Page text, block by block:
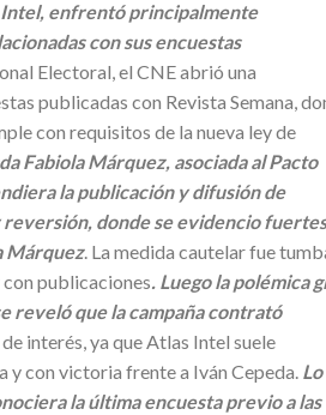
Intel, enfrentó principalmente
con sus encuestas
Electoral, el CNE abrió una
publicadas con Revista Semana,
con requisitos de la nueva ley de
Fabiola Márquez, asociada al Pacto
la publicación y difusión de
reversión, donde se evidencio fuertes
Márquez. La medida cautelar fue
publicaciones. Luego la polémica
reveló que la campaña contrató
interés, ya que Atlas Intel suele
y con victoria frente a Iván Cepeda. Lo
la última encuesta previo a las